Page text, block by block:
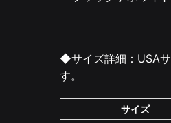
◆サイズ詳細： USA
す。
サイズ